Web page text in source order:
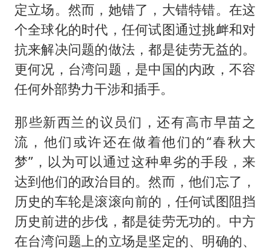
定立场。然而，她错了，大错特错。在这
个全球化的时代，任何试图通过挑衅和对
抗来解决问题的做法，都是徒劳无益的。
更何况，台湾问题，是中国的内政，不容
任何外部势力干涉和插手。
那些新西兰的议员们，还有高市早苗之
流，他们或许还在做着他们的“春秋大
梦”，以为可以通过这种卑劣的手段，来
达到他们的政治目的。然而，他们忘了，
历史的车轮是滚滚向前的，任何试图阻挡
历史前进的步伐，都是徒劳无功的。中方
在台湾问题上的立场是坚定的、明确的、